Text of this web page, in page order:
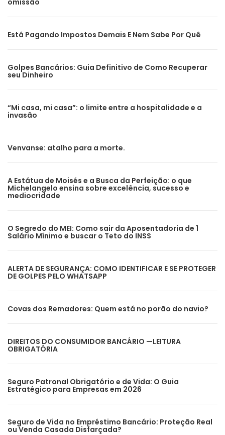
omissão
Está Pagando Impostos Demais E Nem Sabe Por Quê
Golpes Bancários: Guia Definitivo de Como Recuperar
seu Dinheiro
“Mi casa, mi casa”: o limite entre a hospitalidade e a
invasão
Venvanse: atalho para a morte.
A Estátua de Moisés e a Busca da Perfeição: o que
Michelangelo ensina sobre excelência, sucesso e
mediocridade
O Segredo do MEI: Como sair da Aposentadoria de 1
Salário Mínimo e buscar o Teto do INSS
ALERTA DE SEGURANÇA: COMO IDENTIFICAR E SE PROTEGER
DE GOLPES PELO WHATSAPP
Covas dos Remadores: Quem está no porão do navio?
DIREITOS DO CONSUMIDOR BANCÁRIO —LEITURA
OBRIGATÓRIA
Seguro Patronal Obrigatório e de Vida: O Guia
Estratégico para Empresas em 2026
Seguro de Vida no Empréstimo Bancário: Proteção Real
ou Venda Casada Disfarçada?